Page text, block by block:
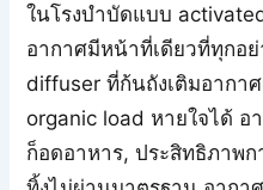
ในโรงบำบัดแบบ
อากาศมีหน้าที่เดียวที่ทุกอ
diffuser ที่ก้นถังเติมอากา
organic load หายใจได้ อ
ก็อดอาหาร, ประสิทธิภาพ